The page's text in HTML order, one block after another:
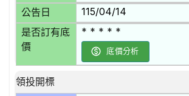
公告日 115/04/14
是否訂有底
價
* * * * *
底價分析
領投開標